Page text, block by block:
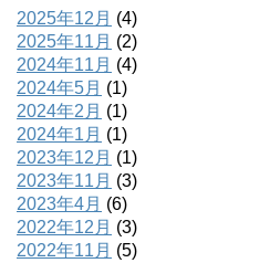
2025年12月 (4)
2025年11月 (2)
2024年11月 (4)
2024年5月 (1)
2024年2月 (1)
2024年1月 (1)
2023年12月 (1)
2023年11月 (3)
2023年4月 (6)
2022年12月 (3)
2022年11月 (5)